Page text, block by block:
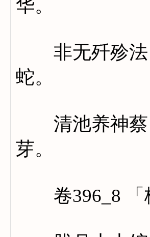
华。
非无歼殄法
蛇。
清池养神蔡
芽。
卷396_8 「